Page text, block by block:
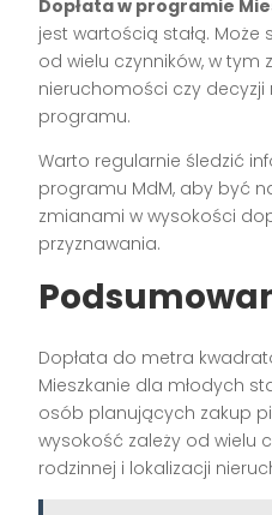
Dopłata w programie
jest wartością stałą. Może
od wielu czynników, w tym
nieruchomości czy
programu.
Warto regularnie śledzić
programu MdM, aby być
zmianami w wysokości
przyznawania.
Dopłata do metra
Mieszkanie dla młodych
osób planujących zakup
wysokość zależy od wielu
rodzinnej i lokalizacji